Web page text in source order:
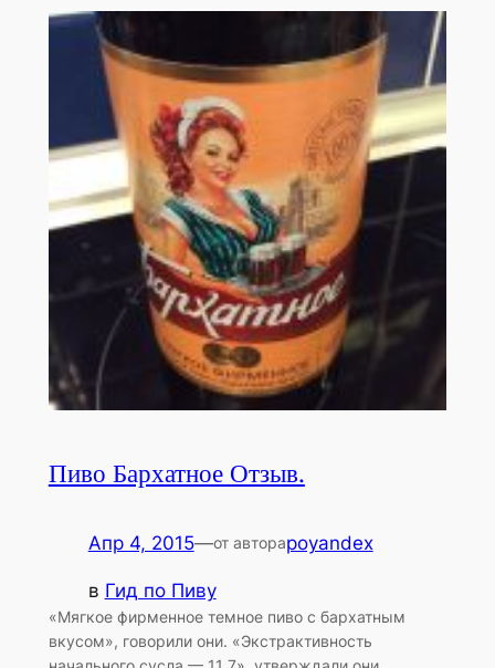
Пиво Бархатное Отзыв.
Апр 4, 2015—от автораpoyandex
в Гид по Пиву
«Мягкое фирменное темное пиво с бархатным
вкусом», говорили они. «Экстрактивность